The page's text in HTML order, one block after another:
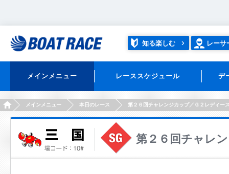
知る楽しむ レーサ
メインメニュー レーススケジュール デ
HOMEメインメニュー 本日のレース 第２６回チャレンジカップ／Ｇ２レディー
第２６回チャレ